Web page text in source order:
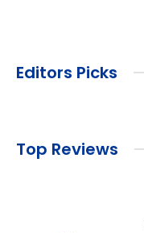
Editors Picks
Top Reviews